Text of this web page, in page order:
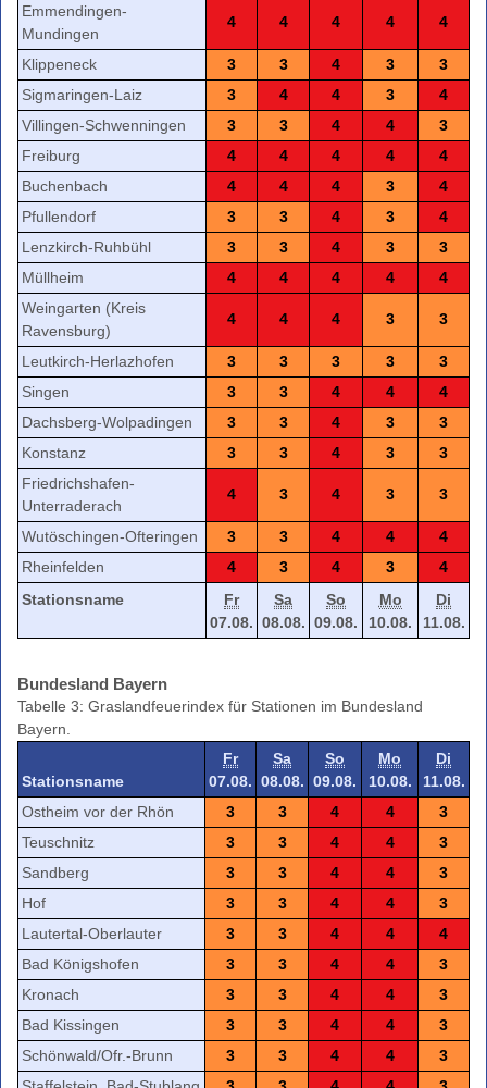
Emmendingen-
Mundingen
4 4 4 4 4
Klippeneck 3 3 4 3
3
Sigmaringen-Laiz
3 4 4 3
4
Villingen-Schwenningen
3 3 4 4
3
Freiburg
4 4 4 4
4
Buchenbach
4 4 4 3
4
Pfullendorf
3 3 4 3
4
Lenzkirch-Ruhbühl
3 3 4 3
3
Müllheim
4 4 4 4
4
Weingarten (Kreis
Ravensburg)
4 4 4 3 3
Leutkirch-Herlazhofen 3 3 3 3
3
Singen
3 3 4 4
4
Dachsberg-Wolpadingen
3 3 4 3
3
Konstanz
3 3 4 3
3
Friedrichshafen-
Unterraderach
4 3 4 3 3
Wutöschingen-Ofteringen 3 3 4 4
4
Rheinfelden
4 3 4 3
4
Stationsname
Fr
07.08.
Sa
08.08.
So
09.08.
Mo
10.08.
Di
11.08.
Bundesland Bayern
Tabelle 3: Graslandfeuerindex für Stationen im Bundesland
Bayern.
Stationsname
Fr
07.08.
Sa
08.08.
So
09.08.
Mo
10.08.
Di
11.08.
Ostheim vor der Rhön
3 3 4 4
3
Teuschnitz
3 3 4 4
3
Sandberg
3 3 4 4
3
Hof
3 3 4 4
3
Lautertal-Oberlauter
3 3 4 4
4
Bad Königshofen
3 3 4 4
3
Kronach
3 3 4 4
3
Bad Kissingen
3 3 4 4
3
Schönwald/Ofr.-Brunn
3 3 4 4
3